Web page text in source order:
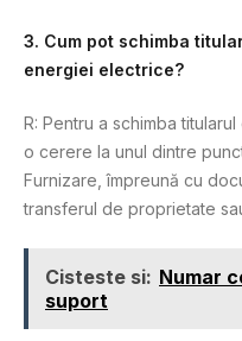
3. Cum pot schimba
energiei electrice?
R: Pentru a schimba
o cerere la unul dintre
Furnizare, împreună cu
transferul de proprietate
Cisteste si: Numar
suport